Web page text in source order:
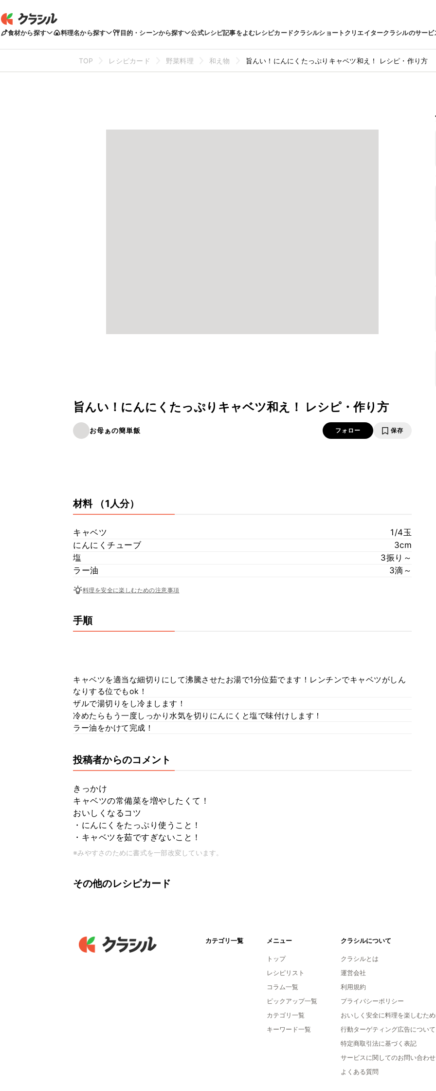
食材から探す 料理名から探す 目的・シーンから探す 公式レシピ記事をよむレシピカードクラシルショートクリエイタークラシルのサービ
TOP レシピカード 野菜料理 和え物 旨んい！にんにくたっぷりキャベツ和え！ レシピ・作り方
旨んい！にんにくたっぷりキャベツ和え！ レシピ・作り方
お母ぁの簡単飯 フォロー 保存
材料 （1人分）
キャベツ
1/4玉
にんにくチューブ
3cm
塩
3振り～
ラー油
3滴～
料理を安全に楽しむための注意事項
手順
キャベツを適当な細切りにして沸騰させたお湯で1分位茹でます！レンチンでキャベツがしん
なりする位でもok！
ザルで湯切りをし冷まします！
冷めたらもう一度しっかり水気を切りにんにくと塩で味付けします！
ラー油をかけて完成！
投稿者からのコメント
きっかけ
キャベツの常備菜を増やしたくて！
おいしくなるコツ
・にんにくをたっぷり使うこと！
・キャベツを茹ですぎないこと！
※みやすさのために書式を一部改変しています。
その他のレシピカード
カテゴリ一覧 メニュー
トップ
レシピリスト
コラム一覧
ピックアップ一覧
カテゴリ一覧
キーワード一覧
クラシルについて
クラシルとは
運営会社
利用規約
プライバシーポリシー
おいしく安全に料理を楽しむため
行動ターゲティング広告について
特定商取引法に基づく表記
サービスに関してのお問い合わせ
よくある質問